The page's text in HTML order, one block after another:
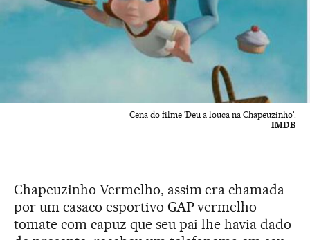
Cena do filme 'Deu a louca na Chapeuzinho'.
IMDB
Chapeuzinho Vermelho, assim era chamada
por um casaco esportivo GAP vermelho
tomate com capuz que seu pai lhe havia dado